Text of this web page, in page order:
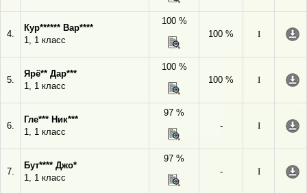
4.
Кур****** Вар****
1, 1 класс
100 %
100 %
I
5.
Ярё** Дар***
1, 1 класс
100 %
100 %
I
6.
Гле*** Ник***
1, 1 класс
97 %
-
I
7.
Бут**** Джо*
1, 1 класс
97 %
-
I